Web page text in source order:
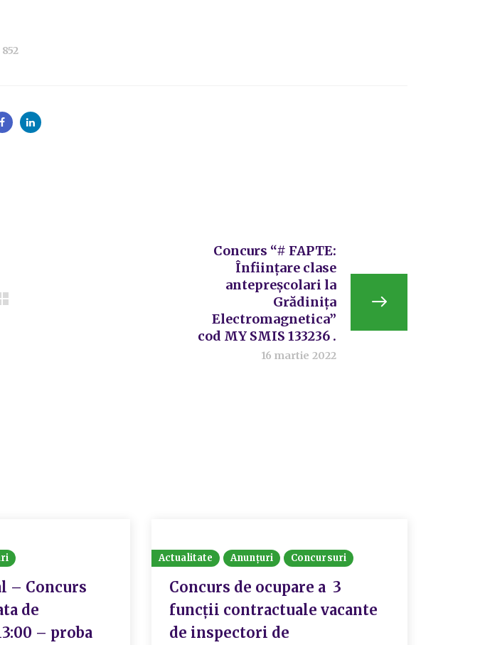
852
Concurs “# FAPTE:
Înființare clase
antepreșcolari la
Grădinița
Electromagnetica”
cod MY SMIS 133236 .
16 martie 2022
– Concurs
de
– proba
Actualitate Anunțuri Concursuri
Concurs de ocupare a 3
funcții contractuale vacante
de inspectori de